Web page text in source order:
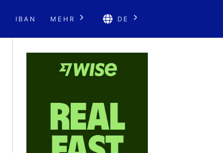
IBAN MEHR DE